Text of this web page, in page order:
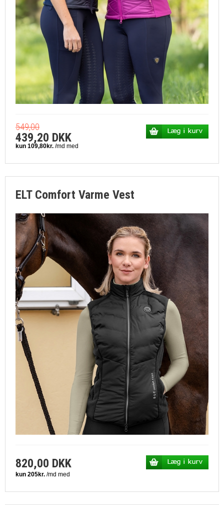
549,00
439,20 DKK
ELT Comfort Varme Vest
820,00 DKK